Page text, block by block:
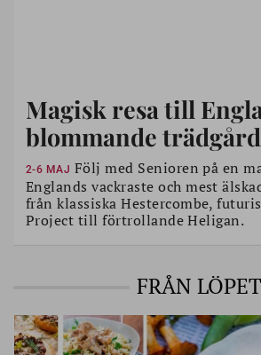
Magisk resa till
blommande
2-6 MAJ Följ med Senioren på en
Englands vackraste och mest
från klassiska Hestercombe,
Project till förtrollande Heligan.
FRÅN LÖPET